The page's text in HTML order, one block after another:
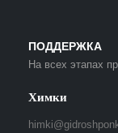
ПОДДЕРЖКА
На всех этапах
Химки